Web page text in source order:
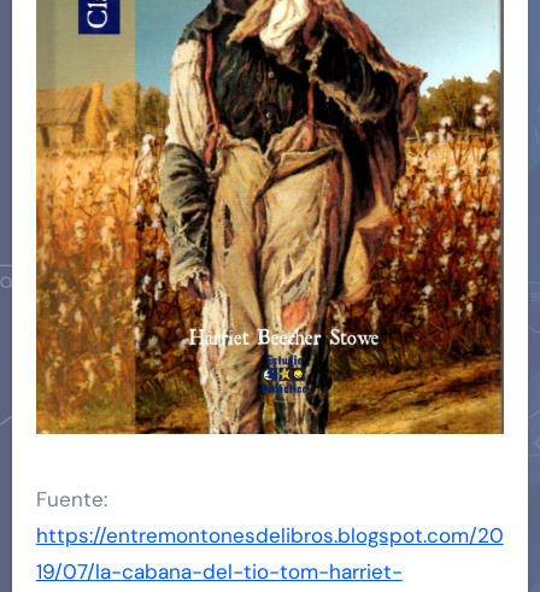
Fuente:
https://entremontonesdelibros.blogspot.com/20
19/07/la-cabana-del-tio-tom-harriet-